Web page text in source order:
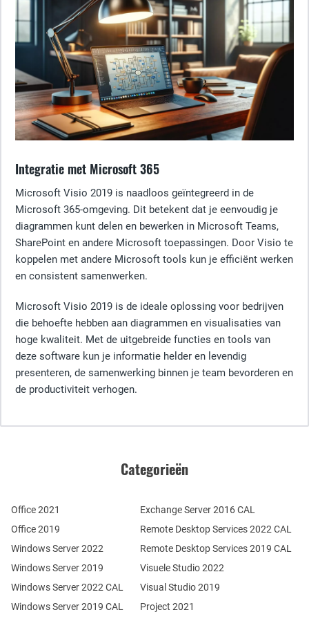
Integratie met Microsoft 365
Microsoft Visio 2019 is naadloos geïntegreerd in de
Microsoft 365-omgeving. Dit betekent dat je eenvoudig je
diagrammen kunt delen en bewerken in Microsoft Teams,
SharePoint en andere Microsoft toepassingen. Door Visio te
koppelen met andere Microsoft tools kun je efficiënt werken
en consistent samenwerken.
Microsoft Visio 2019 is de ideale oplossing voor bedrijven
die behoefte hebben aan diagrammen en visualisaties van
hoge kwaliteit. Met de uitgebreide functies en tools van
deze software kun je informatie helder en levendig
presenteren, de samenwerking binnen je team bevorderen en
de productiviteit verhogen.
Categorieën
Office 2021
Office 2019
Windows Server 2022
Windows Server 2019
Windows Server 2022 CAL
Windows Server 2019 CAL
Remote Desktop Services 2022 CAL
Remote Desktop Services 2019 CAL
Exchange Server 2016 CAL
Visuele Studio 2022
Visual Studio 2019
Project 2021